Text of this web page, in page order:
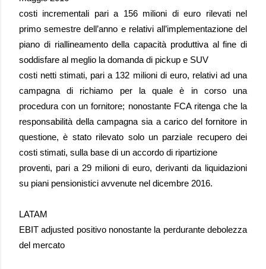
costi incrementali pari a 156 milioni di euro rilevati nel
primo semestre dell’anno e relativi all’implementazione del
piano di riallineamento della capacità produttiva al fine di
soddisfare al meglio la domanda di pickup e SUV
costi netti stimati, pari a 132 milioni di euro, relativi ad una
campagna di richiamo per la quale è in corso una
procedura con un fornitore; nonostante FCA ritenga che la
responsabilità della campagna sia a carico del fornitore in
questione, è stato rilevato solo un parziale recupero dei
costi stimati, sulla base di un accordo di ripartizione
proventi, pari a 29 milioni di euro, derivanti da liquidazioni
su piani pensionistici avvenute nel dicembre 2016.
LATAM
EBIT adjusted positivo nonostante la perdurante debolezza
del mercato